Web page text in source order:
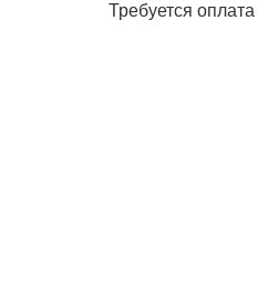
Требуется оплата